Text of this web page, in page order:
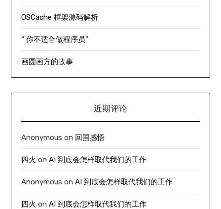
OSCache 框架源码解析
“ 你不适合做程序员”
画圆画方的故事
近期评论
Anonymous on 回国感悟
四火 onAI 到底会怎样取代我们的工作
Anonymous onAI 到底会怎样取代我们的工作
四火 onAI 到底会怎样取代我们的工作